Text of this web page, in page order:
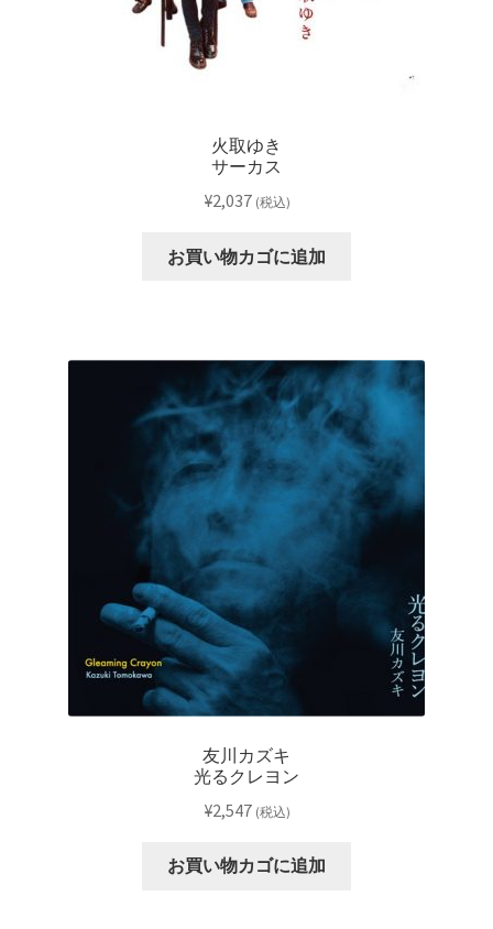
火取ゆき
サーカス
¥2,037 (税込)
お買い物カゴに追加
友川カズキ
光るクレヨン
¥2,547 (税込)
お買い物カゴに追加